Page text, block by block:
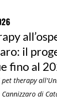
il
fino al
therapy
di